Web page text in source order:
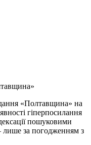
«Полтавщина» на
гіперпосилання
пошуковими
за погодженням з